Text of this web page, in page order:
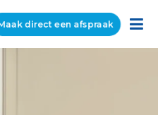
direct een afspraak